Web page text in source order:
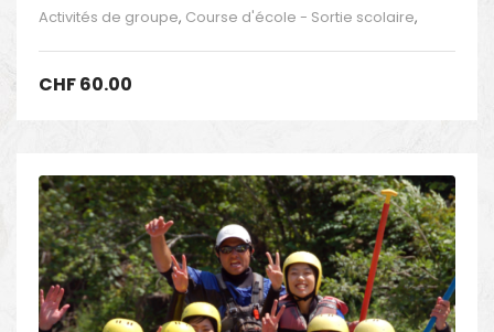
Activités de groupe, Course d'école - Sortie scolaire,
CHF60.00